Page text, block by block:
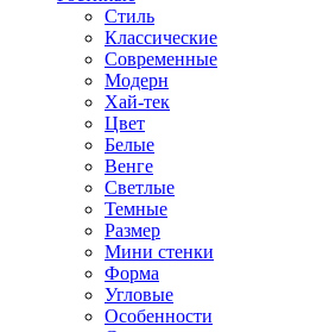
Стиль
Классические
Современные
Модерн
Хай-тек
Цвет
Белые
Венге
Светлые
Темные
Размер
Мини стенки
Форма
Угловые
Особенности